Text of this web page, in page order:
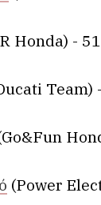
Honda) - 51
Team)
(Power